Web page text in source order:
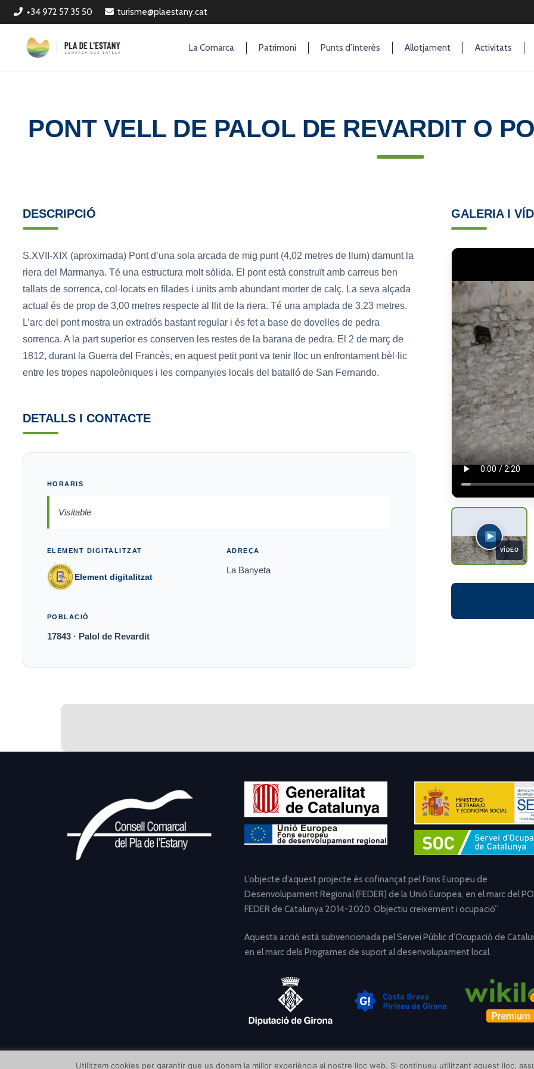
+34 972 57 35 50 turisme@plaestany.cat
La Comarca Patrimoni Punts d’interès Allotjament Activitats
PONT VELL DE PALOL DE REVARDIT O
DESCRIPCIÓ
S.XVII-XIX (aproximada) Pont d’una sola arcada de mig punt (4,02 metres de llum) damunt la
riera del Marmanya. Té una estructura molt sòlida. El pont està construït amb carreus ben
tallats de sorrenca, col·locats en filades i units amb abundant morter de calç. La seva alçada
actual és de prop de 3,00 metres respecte al llit de la riera. Té una amplada de 3,23 metres.
L’arc del pont mostra un extradós bastant regular i és fet a base de dovelles de pedra
sorrenca. A la part superior es conserven les restes de la barana de pedra. El 2 de març de
1812, durant la Guerra del Francès, en aquest petit pont va tenir lloc un enfrontament bèl·lic
entre les tropes napoleòniques i les companyies locals del batalló de San Fernando.
DETALLS I CONTACTE
HORARIS
Visitable
ELEMENT DIGITALITZAT
Element digitalitzat
ADREÇA
La Banyeta
POBLACIÓ
17843 · Palol de Revardit
GALERIA I
VÍDEO
L’objecte d’aquest projecte és cofinançat pel Fons Europeu de
Desenvolupament Regional (FEDER) de la Unió Europea, en el marc del PO
FEDER de Catalunya 2014-2020. Objectiu creixement i ocupació”
Aquesta acció està subvencionada pel Servei Públic d’Ocupació de
en el marc dels Programes de suport al desenvolupament local.
Utilitzem cookies per garantir que us donem la millor experiència al nostre lloc web. Si continueu utilitzant aquest lloc,